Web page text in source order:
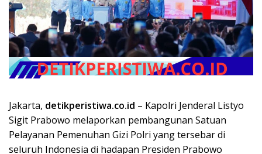
Jakarta, detikperistiwa.co.id – Kapolri Jenderal Listyo
Sigit Prabowo melaporkan pembangunan Satuan
Pelayanan Pemenuhan Gizi Polri yang tersebar di
seluruh Indonesia di hadapan Presiden Prabowo